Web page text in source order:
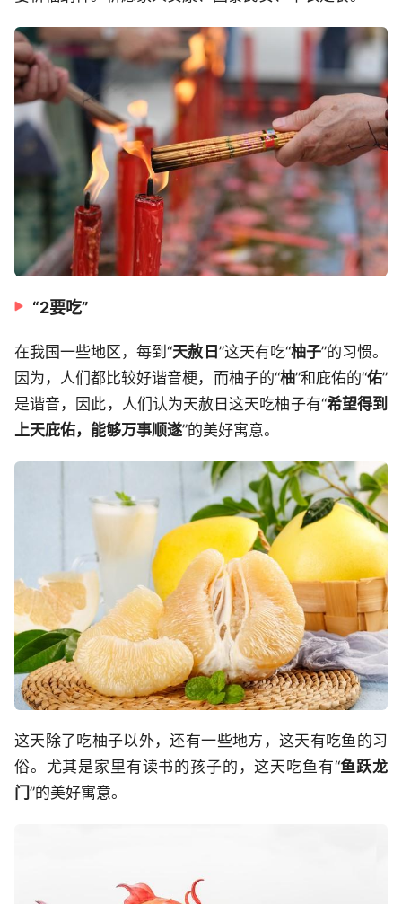
“2要吃”
在我国一些地区，每到“天赦日 ”这天有吃“柚子”的习惯。
因为，人们都比较好谐音梗，而柚子的“柚”和庇佑的“佑”
是谐音，因此，人们认为天赦日这天吃柚子有“希望得到
上天庇佑，能够万事顺遂”的美好寓意。
这天除了吃柚子以外，还有一些地方，这天有吃鱼的习
俗。尤其是家里有读书的孩子的，这天吃鱼有“鱼跃龙
门”的美好寓意。